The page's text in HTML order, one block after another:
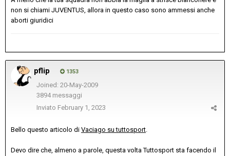
non si chiami JUVENTUS, allora in questo caso sono ammessi anche
aborti giuridici
pflip 1353
Joined: 20-May-2009
3894 messaggi
Inviato February 1, 2023
Bello questo articolo di Vaciago su tuttosport.
Devo dire che, almeno a parole, questa volta Tuttosport sta facendo il